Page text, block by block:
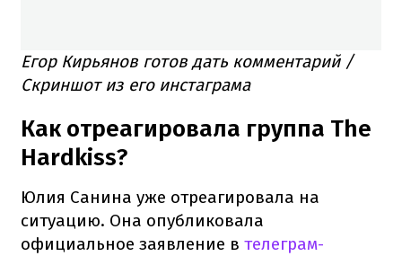
Егор Кирьянов готов дать комментарий /
Скриншот из его инстаграма
Как отреагировала группа The
Hardkiss?
Юлия Санина уже отреагировала на
ситуацию. Она опубликовала
официальное заявление в телеграм-